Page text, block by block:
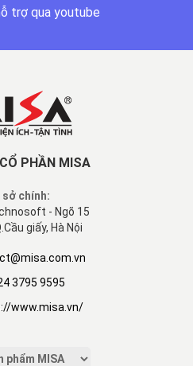
trợ qua youtube
PHẦN MISA
sở chính:
- Ngõ 15
giấy, Hà Nội
3795 9595
www.misa.vn/